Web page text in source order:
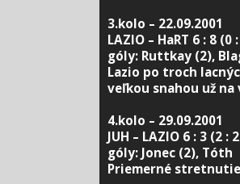
3.kolo – 22.09.2001
LAZIO – HaRT 6 : 8 (0
góly: Ruttkay (2),
Lazio po troch
veľkou snahou už
4.kolo – 29.09.2001
JUH – LAZIO 6 : 3 (2 :
góly: Jonec (2), Tóth
Priemerné